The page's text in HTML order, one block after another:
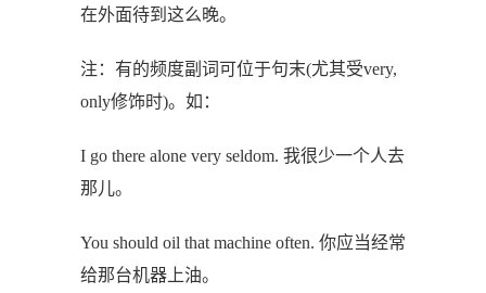
在外面待到这么晚。
注：有的频度副词可位于句末(尤其受very,
only修饰时)。如：
I go there alone very seldom. 我很少一个人去
那儿。
You should oil that machine often. 你应当经常
给那台机器上油。